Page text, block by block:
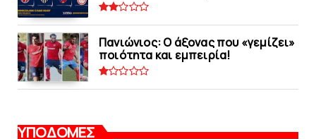
Πανιώνιος: O άξονας που «γεμίζει»
ποιότητα και εμπειρία!
ΥΠΟΔΟΜΕΣ